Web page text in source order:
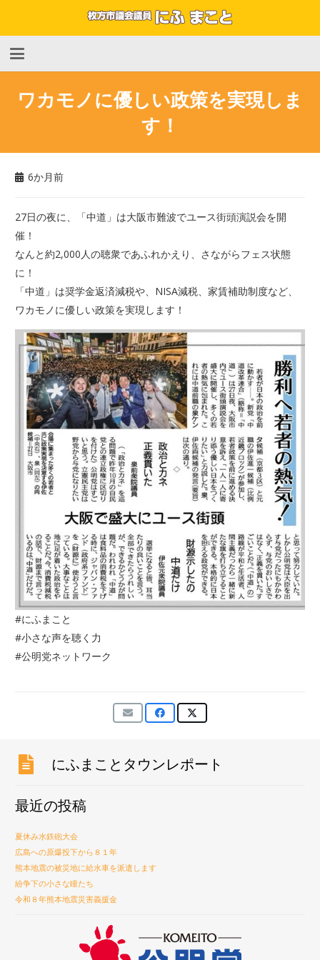
ワカモノに優しい政策を実現しま
す！
6か月前
27日の夜に、「中道」は大阪市難波でユース街頭演説会を開
催！
なんと約2,000人の聴衆であふれかえり、さながらフェス状態
に！
「中道」は奨学金返済減税や、NISA減税、家賃補助制度など、
ワカモノに優しい政策を実現します！
#にふまこと
#小さな声を聴く力
#公明党ネットワーク
にふまことタウンレポート
最近の投稿
夏休み水鉄砲大会
広島への原爆投下から８１年
熊本地震の被災地に給水車を派遣します
紛争下の小さな瞳たち
令和８年熊本地震災害義援金